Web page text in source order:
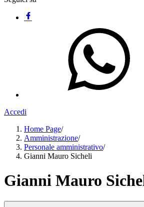
Accedi
Home Page/
Amministrazione/
Personale amministrativo/
Gianni Mauro Sicheli
Gianni Mauro